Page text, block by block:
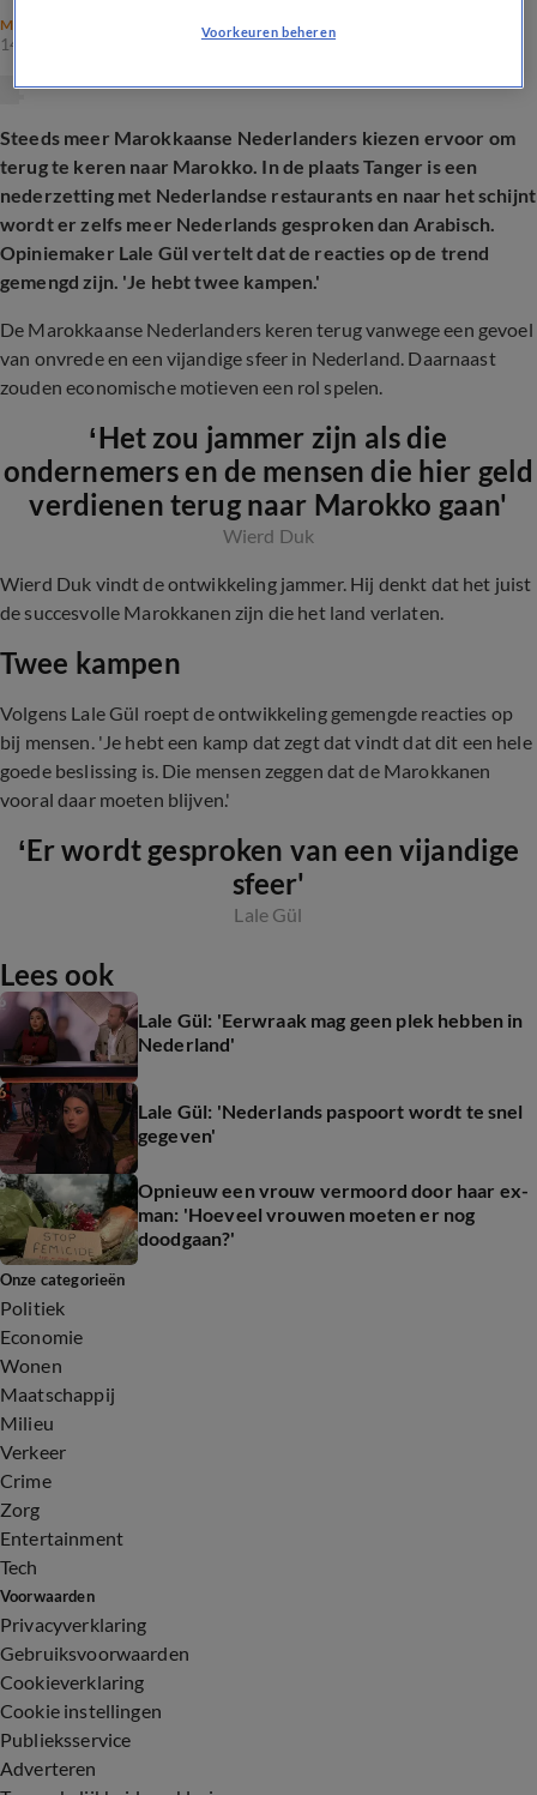
MAATSCHAPPIJ
14 jan 2026, 20:02
Steeds meer Marokkaanse Nederlanders kiezen ervoor om
terug te keren naar Marokko. In de plaats Tanger is een
nederzetting met Nederlandse restaurants en naar het schijnt
wordt er zelfs meer Nederlands gesproken dan Arabisch.
Opiniemaker Lale Gül vertelt dat de reacties op de trend
gemengd zijn. 'Je hebt twee kampen.'
De Marokkaanse Nederlanders keren terug vanwege een gevoel
van onvrede en een vijandige sfeer in Nederland. Daarnaast
zouden economische motieven een rol spelen.
‘Het zou jammer zijn als die
ondernemers en de mensen die hier geld
verdienen terug naar Marokko gaan'
Wierd Duk
Wierd Duk vindt de ontwikkeling jammer. Hij denkt dat het juist
de succesvolle Marokkanen zijn die het land verlaten.
Twee kampen
Volgens Lale Gül roept de ontwikkeling gemengde reacties op
bij mensen. 'Je hebt een kamp dat zegt dat vindt dat dit een hele
goede beslissing is. Die mensen zeggen dat de Marokkanen
vooral daar moeten blijven.'
‘Er wordt gesproken van een vijandige
sfeer'
Lale Gül
Lees ook
Lale Gül: 'Eerwraak mag geen plek hebben in
Nederland'
Lale Gül: 'Nederlands paspoort wordt te snel
gegeven'
Opnieuw een vrouw vermoord door haar ex-
man: 'Hoeveel vrouwen moeten er nog
doodgaan?'
Onze categorieën
Politiek
Economie
Wonen
Maatschappij
Milieu
Verkeer
Crime
Zorg
Entertainment
Tech
Voorwaarden
Privacyverklaring
Gebruiksvoorwaarden
Cookieverklaring
Cookie instellingen
Publieksservice
Adverteren
Voorkeuren beheren